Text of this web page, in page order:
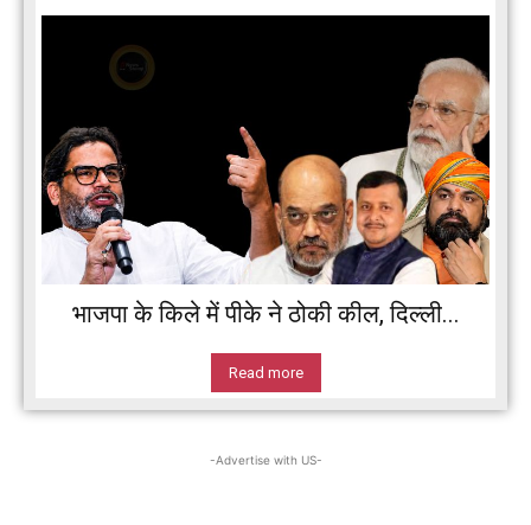
भाजपा के किले में पीके ने ठोकी कील, दिल्ली...
Read more
-Advertise with US-